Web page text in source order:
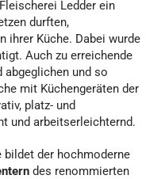
Ledder ein
durften,
ihrer Küche. Dabei wurde
Auch zu erreichende
abgeglichen und so
mit Küchengeräten der
platz- und
und arbeitserleichternd.
bildet der hochmoderne
des renommierten